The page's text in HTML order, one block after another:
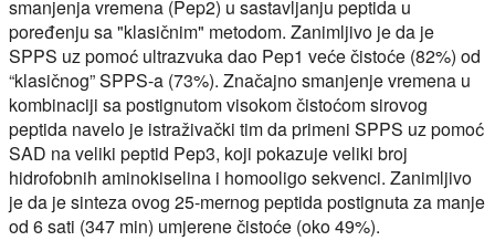
smanjenja vremena (Pep2) u sastavljanju peptida u
poređenju sa "klasičnim" metodom. Zanimljivo je da je
SPPS uz pomoć ultrazvuka dao Pep1 veće čistoće (82%) od
“klasičnog” SPPS-a (73%). Značajno smanjenje vremena u
kombinaciji sa postignutom visokom čistoćom sirovog
peptida navelo je istraživački tim da primeni SPPS uz pomoć
SAD na veliki peptid Pep3, koji pokazuje veliki broj
hidrofobnih aminokiselina i homooligo sekvenci. Zanimljivo
je da je sinteza ovog 25-mernog peptida postignuta za manje
od 6 sati (347 min) umjerene čistoće (oko 49%).